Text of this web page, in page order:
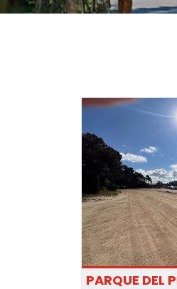
PARQUE DEL